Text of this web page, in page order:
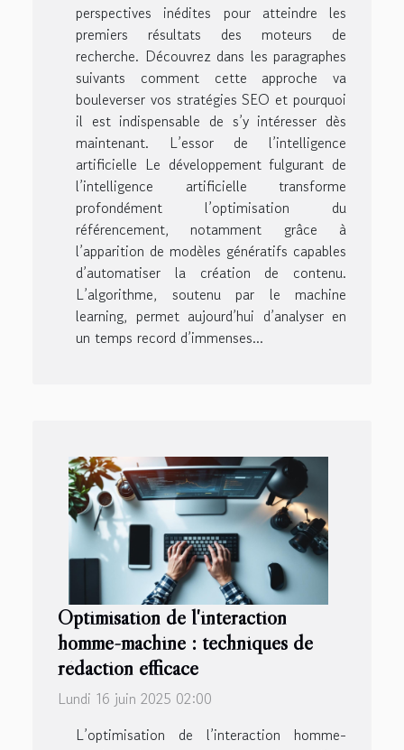
perspectives inédites pour atteindre les
premiers résultats des moteurs de
recherche. Découvrez dans les paragraphes
suivants comment cette approche va
bouleverser vos stratégies SEO et pourquoi
il est indispensable de s’y intéresser dès
maintenant. L’essor de l’intelligence
artificielle Le développement fulgurant de
l’intelligence artificielle transforme
profondément l’optimisation du
référencement, notamment grâce à
l’apparition de modèles génératifs capables
d’automatiser la création de contenu.
L’algorithme, soutenu par le machine
learning, permet aujourd’hui d’analyser en
un temps record d’immenses...
Optimisation de l'interaction
homme-machine : techniques de
rédaction efficace
Lundi 16 juin 2025 02:00
L’optimisation de l’interaction homme-